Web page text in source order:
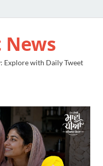
News
Explore with Daily Tweet